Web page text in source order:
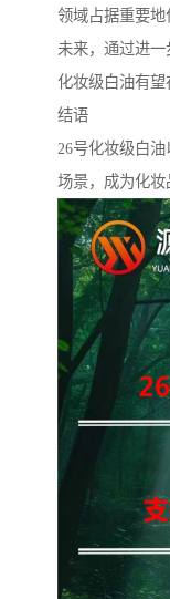
领域占据重要地
未来，通过进一
化妆级白油有望
结语
26号化妆级白
场景，成为化妆